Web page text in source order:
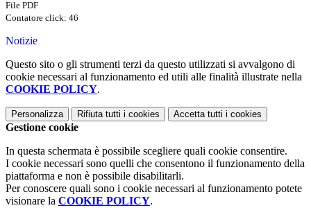
File PDF
Contatore click: 46
Notizie
Questo sito o gli strumenti terzi da questo utilizzati si avvalgono di
cookie necessari al funzionamento ed utili alle finalità illustrate nella
COOKIE POLICY.
Personalizza Rifiuta tutti i cookies Accetta tutti i cookies
Gestione cookie
In questa schermata è possibile scegliere quali cookie consentire.
I cookie necessari sono quelli che consentono il funzionamento della
piattaforma e non è possibile disabilitarli.
Per conoscere quali sono i cookie necessari al funzionamento potete
visionare la COOKIE POLICY.